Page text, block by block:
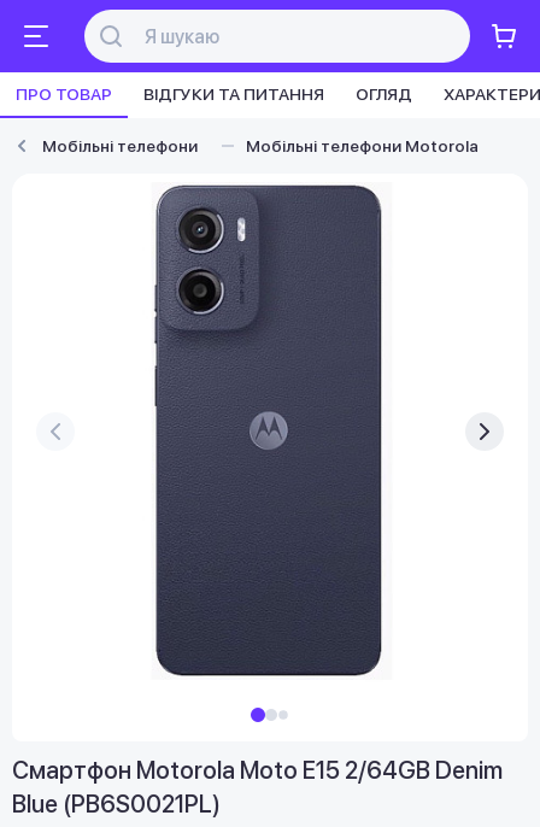
ПРО ТОВАР ВІДГУКИ ТА ПИТАННЯ ОГЛЯД
Мобільні телефони Мобільні телефони Motorola
Смартфон Motorola Moto E15 2/64GB Denim
Blue (PB6S0021PL)